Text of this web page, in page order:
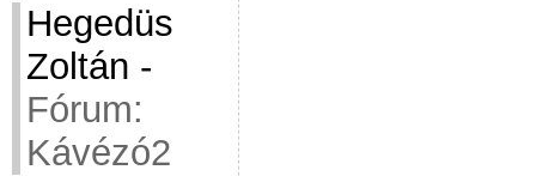
Hegedüs
Zoltán -
Fórum:
Kávézó2